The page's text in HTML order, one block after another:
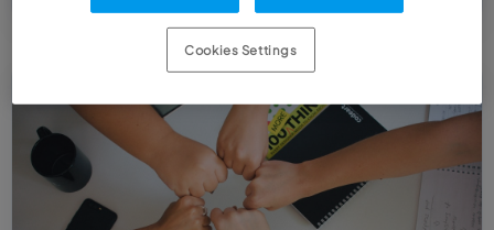
Cookies Settings